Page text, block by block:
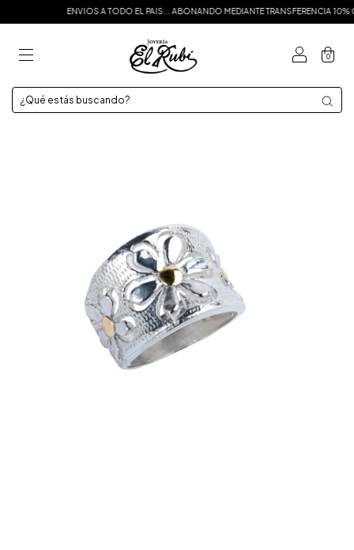
ENVIOS A TODO EL PAIS... ABONANDO MEDIANTE TRANSFERENCIA 10% OFF
0